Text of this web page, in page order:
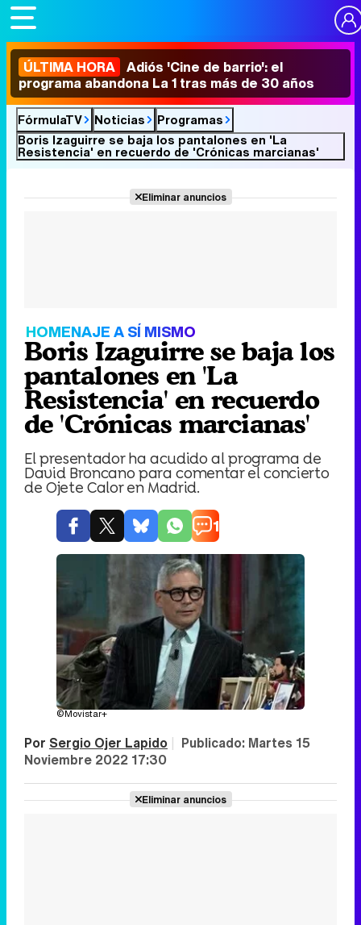
ÚLTIMA HORA Adiós 'Cine de barrio': el
programa abandona La 1 tras más de 30 años
FórmulaTV Noticias
Programas
Boris Izaguirre se baja los pantalones en 'La
Resistencia' en recuerdo de 'Crónicas marcianas'
Eliminar anuncios
HOMENAJE A SÍ MISMO
Boris Izaguirre se baja los
pantalones en 'La
Resistencia' en recuerdo
de 'Crónicas marcianas'
El presentador ha acudido al programa de
David Broncano para comentar el concierto
de Ojete Calor en Madrid.
1
©Movistar+
Por Sergio Ojer Lapido | Publicado: Martes 15
Noviembre 2022 17:30
Eliminar anuncios